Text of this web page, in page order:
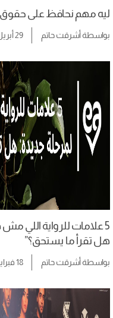
ليه مهم نحافظ على حقوق
بواسطةأشرقت حاتم 29 أبريل، 2025
5 علامات للرواية اللي
هل تقرأ ما يستحق؟”
بواسطةأشرقت حاتم 18 فبراير، 2025